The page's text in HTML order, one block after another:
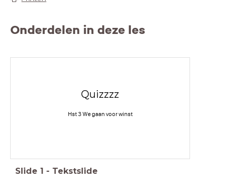
Onderdelen in deze les
Quizzzz
Hst 3 We gaan voor winst
Slide 1 - Tekstslide